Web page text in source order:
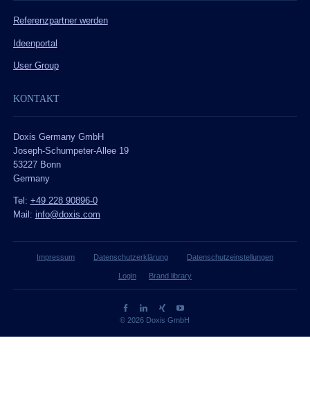
Referenzpartner werden
Ideenportal
User Group
KONTAKT
Doxis Germany GmbH
Joseph-Schumpeter-Allee 19
53227 Bonn
Germany
Tel: +49 228 90896-0
Mail: info@doxis.com
Impressum Datenschutzerklärung Datenschutzeinstellungen
Login Brand library
© 2026 Doxis GmbH